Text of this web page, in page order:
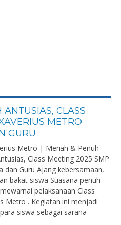
CLASS
METRO
GURU
Metro | Meriah & Penuh
Class Meeting 2025 SMP
dan Guru Ajang kebersamaan,
bakat siswa Suasana penuh
pelaksanaan Class
Metro . Kegiatan ini menjadi
siswa sebagai sarana